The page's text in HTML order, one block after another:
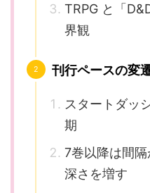
TRPG と「
界観
刊行ペースの変
スタートダッ
期
7巻以降は間
深さを増す